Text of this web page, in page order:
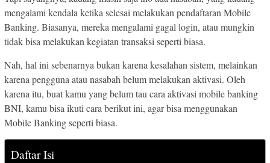
mengalami kendala ketika selesai melakukan pendaftaran Mobile
Banking. Biasanya, mereka mengalami gagal login, atau mungkin
tidak bisa melakukan kegiatan transaksi seperti biasa.
Nah, hal ini sebenarnya bukan karena kesalahan sistem, melainkan
karena pengguna atau nasabah belum melakukan aktivasi. Oleh
karena itu, buat kamu yang belum tau cara aktivasi mobile banking
BNI, kamu bisa ikuti cara berikut ini, agar bisa menggunakan
Mobile Banking seperti biasa.
Daftar Isi